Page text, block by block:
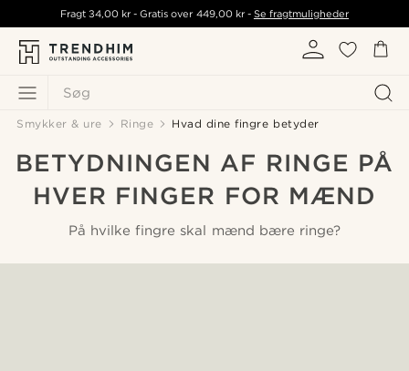
Søg
Fragt34,00 kr - Gratis over 449,00 kr- Se fragtmuligheder
Smykker & ure Ringe Hvad dine fingre betyder
BETYDNINGEN AF RINGE PÅ
HVER FINGER FOR MÆND
På hvilke fingre skal mænd bære ringe?